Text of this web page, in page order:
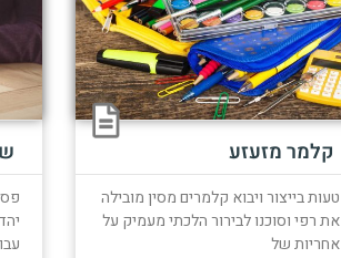
קלמר מזעזע
טעות בייצור ויבוא קלמרים מסין מובילה
את רפי וסוכנו לבירור הלכתי מעמיק על
אחריות של